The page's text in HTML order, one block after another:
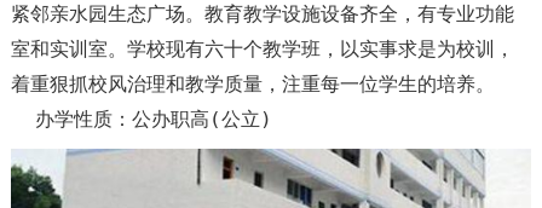
紧邻亲水园生态广场。教育教学设施设备齐全，有专业功能
室和实训室。学校现有六十个教学班，以实事求是为校训，
着重狠抓校风治理和教学质量，注重每一位学生的培养。
办学性质：公办职高(公立)